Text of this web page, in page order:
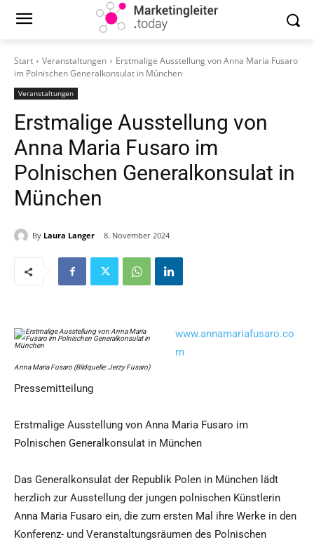
Start Veranstaltungen
Erstmalige Ausstellung von Anna Maria Fusaro
im Polnischen Generalkonsulat in München
Veranstaltungen
Erstmalige Ausstellung von
Anna Maria Fusaro im
Polnischen Generalkonsulat in
München
By Laura Langer 8. November 2024
Anna Maria Fusaro (Bildquelle: Jerzy Fusaro)
www.annamariafusaro.co
m
Pressemitteilung
Erstmalige Ausstellung von Anna Maria Fusaro im
Polnischen Generalkonsulat in München
Das Generalkonsulat der Republik Polen in München lädt
herzlich zur Ausstellung der jungen polnischen Künstlerin
Anna Maria Fusaro ein, die zum ersten Mal ihre Werke in den
Konferenz- und Veranstaltungsräumen des Polnischen